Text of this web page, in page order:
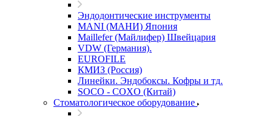
Эндодонтические инструменты
MANI (МАНИ) Япония
Maillefer (Майлифер) Швейцария
VDW (Германия).
EUROFILE
КМИЗ (Россия)
Линейки. Эндобоксы. Кофры и тд.
SOCO - COXO (Китай)
Стоматологическое оборудование